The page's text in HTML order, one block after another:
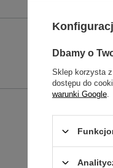
Zadaj
Dbamy o
Sklep korzysta
dostępu do
warunki Google